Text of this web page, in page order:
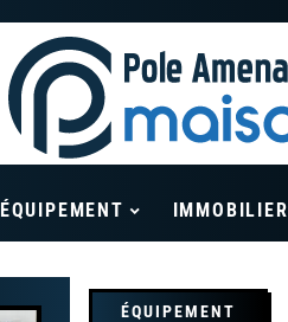
ÉQUIPEMENT IMMOBILIER
ÉQUIPEMENT